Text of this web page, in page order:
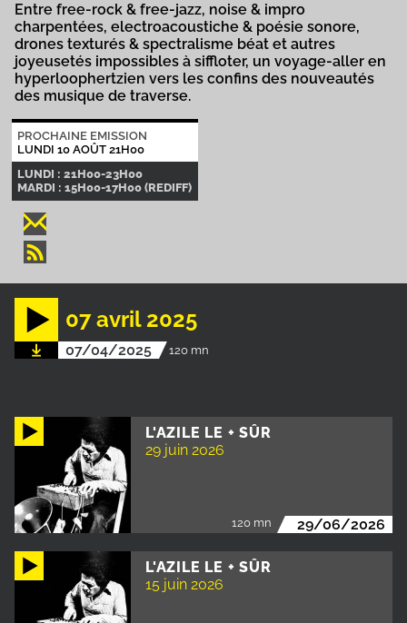
Entre free-rock & free-jazz, noise & impro
charpentées, electroacoustiche & poésie sonore,
drones texturés & spectralisme béat et autres
joyeusetés impossibles à siffloter, un voyage-aller en
hyperloophertzien vers les confins des nouveautés
des musique de traverse.
PROCHAINE EMISSION
LUNDI 10 AOÛT 21H00
LUNDI : 21H00-23H00
MARDI : 15H00-17H00 (REDIFF)
L'AZILE LE + SÛR
29 juin 2026
120 mn 29/06/2026
L'AZILE LE + SÛR
15 juin 2026
07 avril 2025
07/04/2025 120 mn